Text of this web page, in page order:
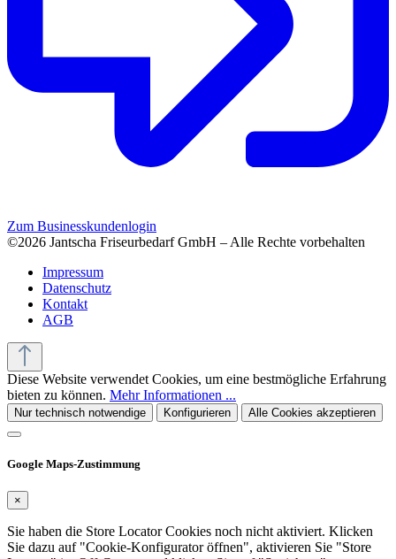
Zum Businesskundenlogin
©2026 Jantscha Friseurbedarf GmbH – Alle Rechte vorbehalten
Impressum
Datenschutz
Kontakt
AGB
Diese Website verwendet Cookies, um eine bestmögliche Erfahrung
bieten zu können. Mehr Informationen ...
Nur technisch notwendige Konfigurieren Alle Cookies akzeptieren
Google Maps-Zustimmung
×
Sie haben die Store Locator Cookies noch nicht aktiviert. Klicken
Sie dazu auf "Cookie-Konfigurator öffnen", aktivieren Sie "Store